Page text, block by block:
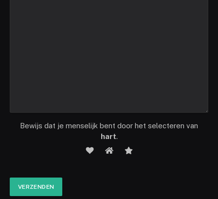
Bewijs dat je menselijk bent door het selecteren van
hart.